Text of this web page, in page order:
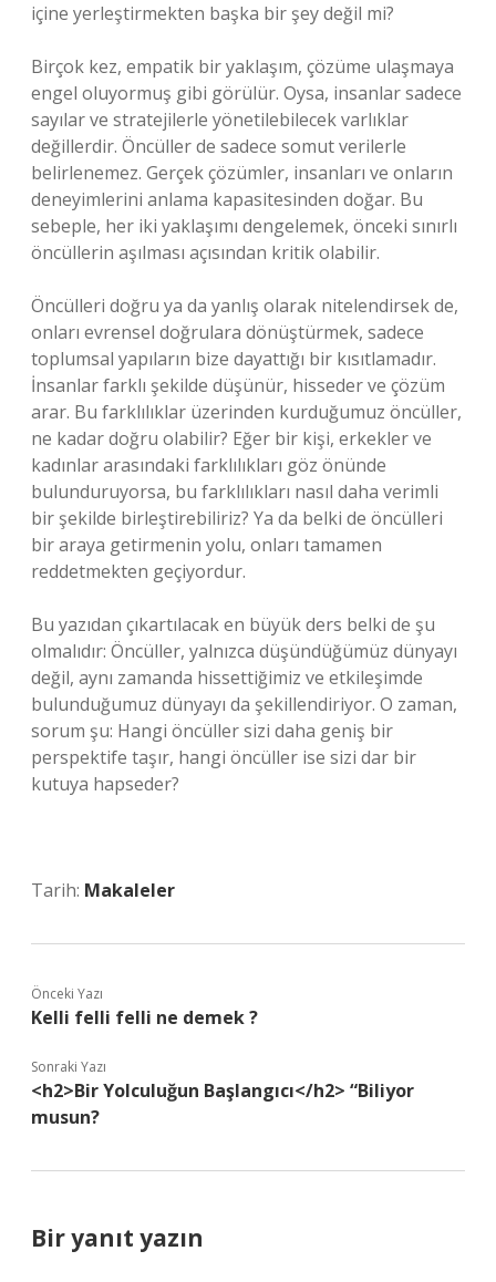
içine yerleştirmekten başka bir şey değil mi?
Birçok kez, empatik bir yaklaşım, çözüme ulaşmaya
engel oluyormuş gibi görülür. Oysa, insanlar sadece
sayılar ve stratejilerle yönetilebilecek varlıklar
değillerdir. Öncüller de sadece somut verilerle
belirlenemez. Gerçek çözümler, insanları ve onların
deneyimlerini anlama kapasitesinden doğar. Bu
sebeple, her iki yaklaşımı dengelemek, önceki sınırlı
öncüllerin aşılması açısından kritik olabilir.
Öncülleri doğru ya da yanlış olarak nitelendirsek de,
onları evrensel doğrulara dönüştürmek, sadece
toplumsal yapıların bize dayattığı bir kısıtlamadır.
İnsanlar farklı şekilde düşünür, hisseder ve çözüm
arar. Bu farklılıklar üzerinden kurduğumuz öncüller,
ne kadar doğru olabilir? Eğer bir kişi, erkekler ve
kadınlar arasındaki farklılıkları göz önünde
bulunduruyorsa, bu farklılıkları nasıl daha verimli
bir şekilde birleştirebiliriz? Ya da belki de öncülleri
bir araya getirmenin yolu, onları tamamen
reddetmekten geçiyordur.
Bu yazıdan çıkartılacak en büyük ders belki de şu
olmalıdır: Öncüller, yalnızca düşündüğümüz dünyayı
değil, aynı zamanda hissettiğimiz ve etkileşimde
bulunduğumuz dünyayı da şekillendiriyor. O zaman,
sorum şu: Hangi öncüller sizi daha geniş bir
perspektife taşır, hangi öncüller ise sizi dar bir
kutuya hapseder?
Tarih: Makaleler
Önceki Yazı
Kelli felli felli ne demek ?
Sonraki Yazı
<h2>Bir Yolculuğun Başlangıcı</h2> “Biliyor
musun?
Bir yanıt yazın